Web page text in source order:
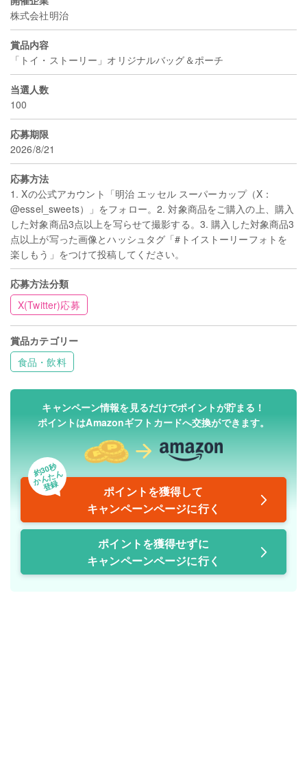
株式会社明治
賞品内容
「トイ・ストーリー」オリジナルバッグ＆ポーチ
当選人数
100
応募期限
2026/8/21
応募方法
1. Xの公式アカウント「明治 エッセル スーパーカップ（X：
@essel_sweets）」をフォロー。2. 対象商品をご購入の上、購入
した対象商品3点以上を写らせて撮影する。3. 購入した対象商品3
点以上が写った画像とハッシュタグ「#トイストーリーフォトを
楽しもう」をつけて投稿してください。
応募方法分類
X(Twitter)応募
賞品カテゴリー
食品・飲料
キャンペーン情報を見るだけでポイントが貯まる！
ポイントはAmazonギフトカードへ交換ができます。
約30秒
かんたん
登録
ポイントを獲得して
キャンペーンページに行く
ポイントを獲得せずに
キャンペーンページに行く